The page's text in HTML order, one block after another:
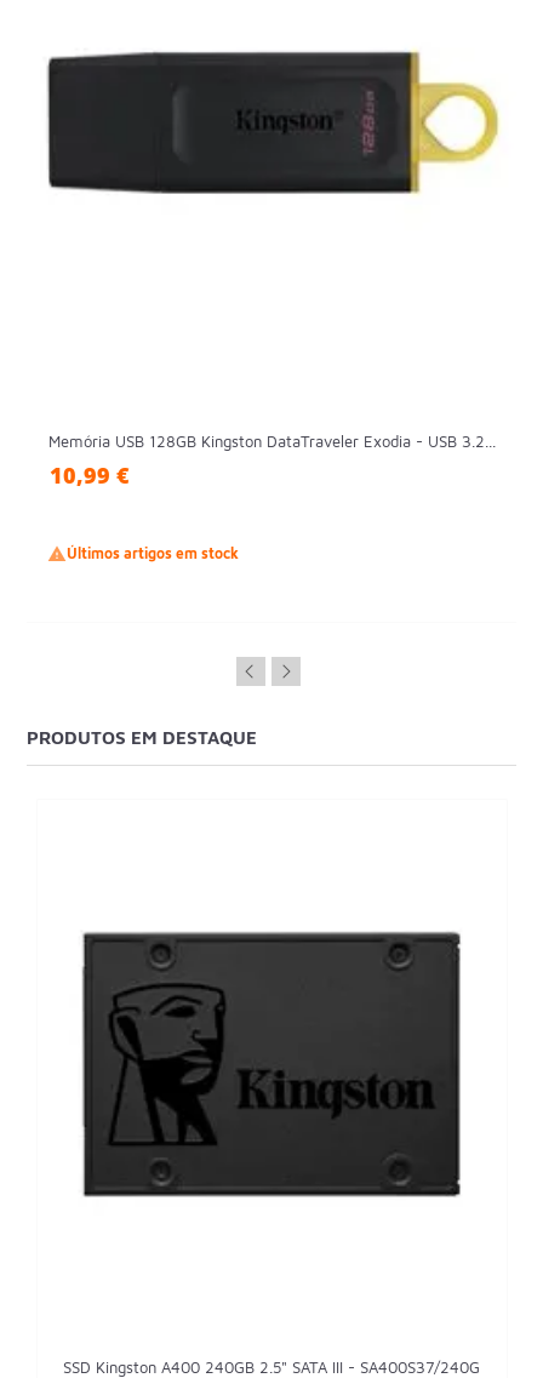
Memória USB 128GB Kingston DataTraveler Exodia - USB 3.2...
10,99 €
Últimos artigos em stock
PRODUTOS EM DESTAQUE
SSD Kingston A400 240GB 2.5" SATA III - SA400S37/240G